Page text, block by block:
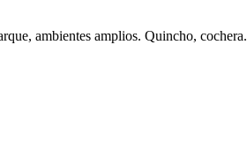
ambientes amplios. Quincho, cochera.